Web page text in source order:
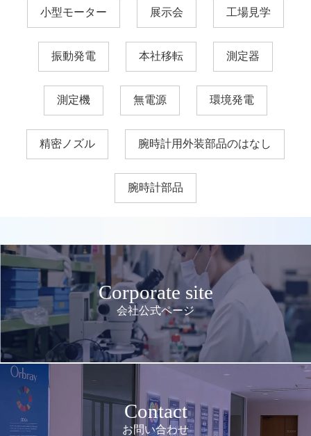
小型モーター 展示会 工場見学
振動発電 本社移転 測定器
測定機 無電源 環境発電
精密ノズル 腕時計用外装部品のはなし
腕時計部品
Corporate site
会社公式ページ
Contact
お問い合わせ